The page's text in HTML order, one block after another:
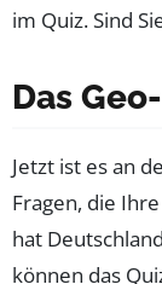
im Quiz. Sind
Das
Jetzt ist es an
Fragen, die
hat
können das